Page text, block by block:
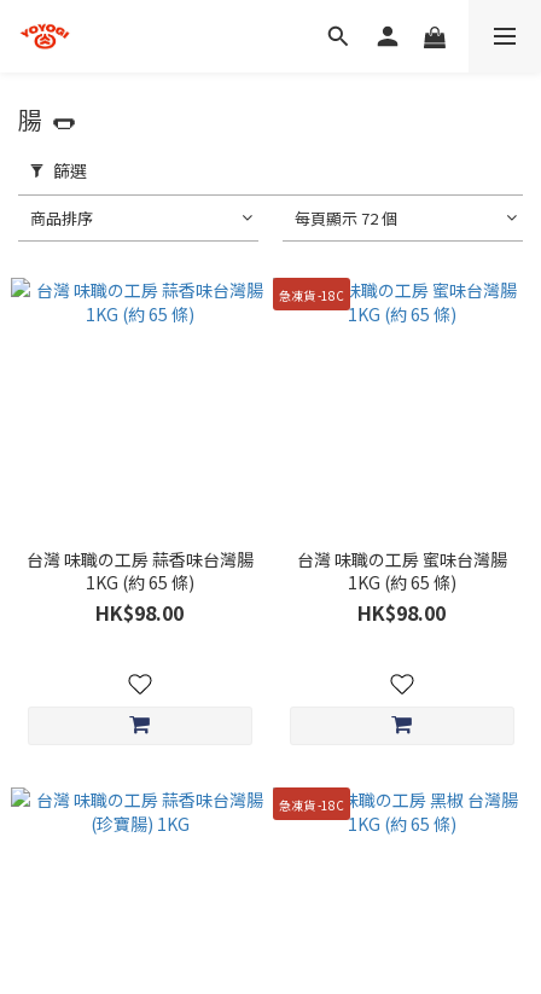
腸 🌭
篩選
商品排序 每頁顯示 72 個
台灣 味職の工房 蒜香味台灣腸
1KG (約 65 條)
HK$98.00
急凍貨 -18C
台灣 味職の工房 蜜味台灣腸
1KG (約 65 條)
HK$98.00
急凍貨 -18C